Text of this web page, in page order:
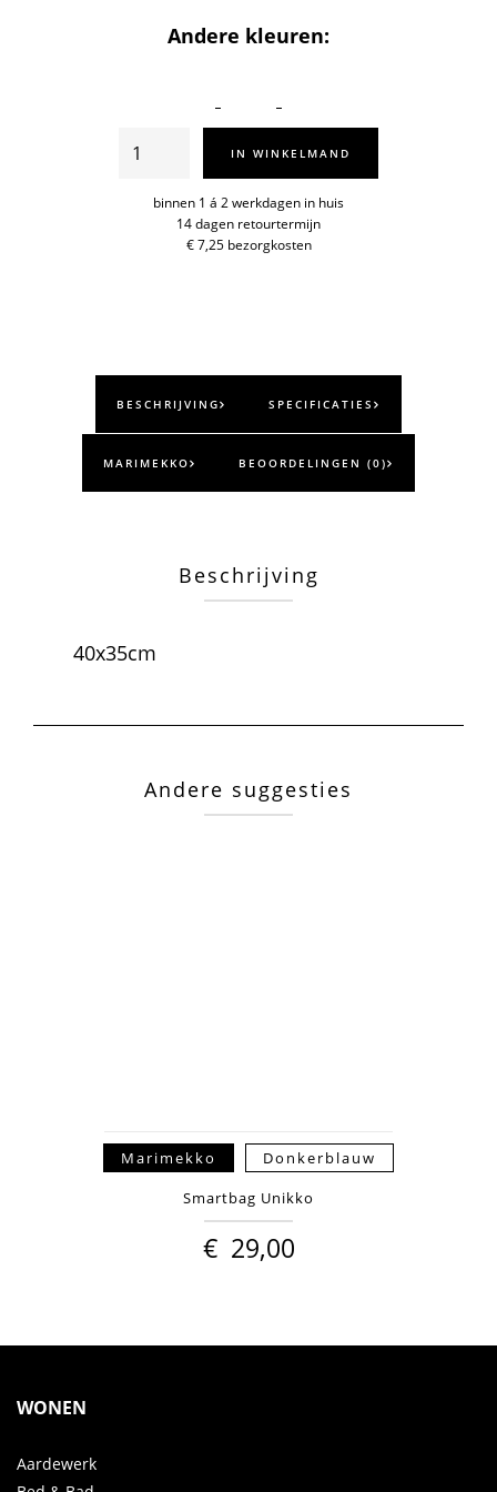
Andere kleuren:
Smartbag
aantal
IN WINKELMAND
binnen 1 á 2 werkdagen in huis
14 dagen retourtermijn
€ 7,25 bezorgkosten
BESCHRIJVING SPECIFICATIES
MARIMEKKO BEOORDELINGEN (0)
Beschrijving
40x35cm
Andere suggesties
Marimekko Donkerblauw
Smartbag Unikko
€ 29,00
WONEN
Aardewerk